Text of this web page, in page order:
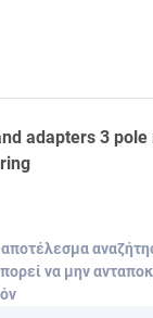
adapters 3 pole
αποτέλεσμα
να μην